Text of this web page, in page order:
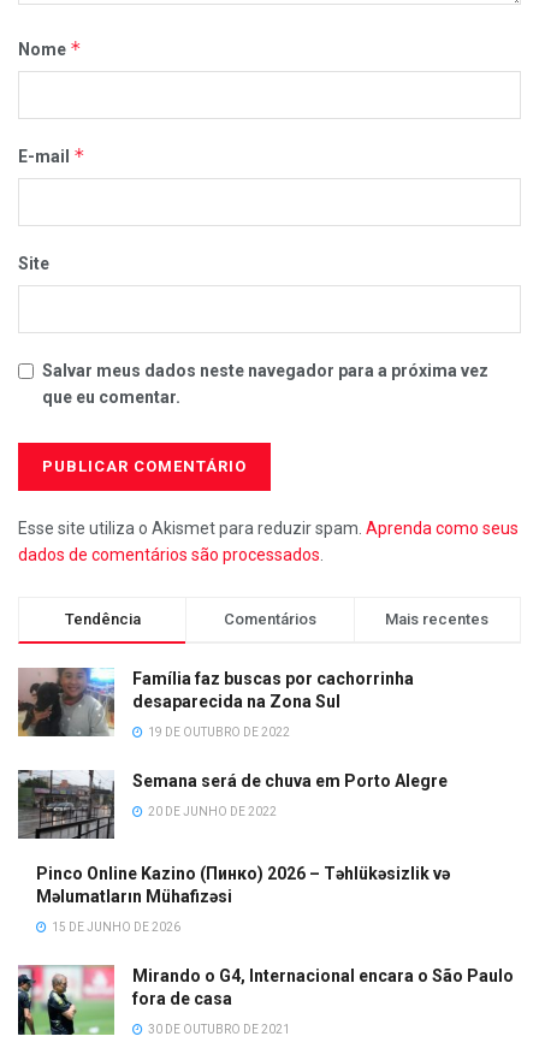
Nome *
E-mail *
Site
Salvar meus dados neste navegador para a próxima vez
que eu comentar.
Esse site utiliza o Akismet para reduzir spam. Aprenda como seus
dados de comentários são processados
Tendência Comentários Mais recentes
Família faz buscas por cachorrinha
desaparecida na Zona Sul
19 DE OUTUBRO DE 2022
Semana será de chuva em Porto Alegre
20 DE JUNHO DE 2022
Pinco Online Kazino (Пинко) 2026 – Təhlükəsizlik və
Məlumatların Mühafizəsi
15 DE JUNHO DE 2026
Mirando o G4, Internacional encara o São Paulo
fora de casa
30 DE OUTUBRO DE 2021